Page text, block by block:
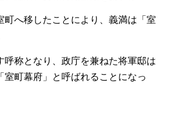
町へ移したことにより、義満は「室
呼称となり、政庁を兼ねた将軍邸は
室町幕府」と呼ばれることになっ